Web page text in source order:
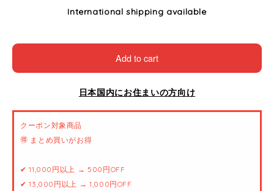
International shipping available
Add to cart
日本国内にお住まいの方向け
クーポン対象商品
🉐 まとめ買いがお得
✔ 11,000円以上 → 500円OFF
✔ 13,000円以上 → 1,000円OFF